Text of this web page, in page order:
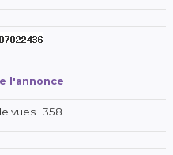
l'annonce
vues : 358